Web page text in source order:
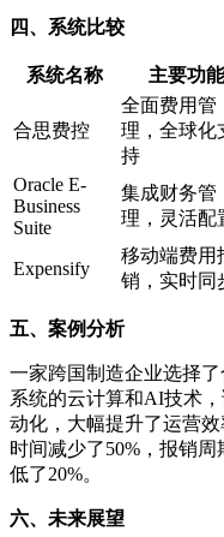
四、系统比较
系统名称 主要功能
合思费控
全面费用管
理，全球化
持
Oracle E-
Business
Suite
集成财务管
理，灵活配
Expensify
移动端费用
销，实时同
五、案例分析
一家跨国制造企业选择
系统的云计算和AI技术
动化，大幅提升了运营
时间减少了50%，报销
低了20%。
六、未来展望